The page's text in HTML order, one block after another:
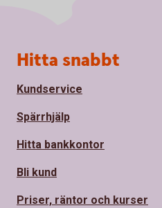
Sidfot
Hitta snabbt
Kundservice
Spärrhjälp
Hitta bankkontor
Bli kund
Priser, räntor och kurser